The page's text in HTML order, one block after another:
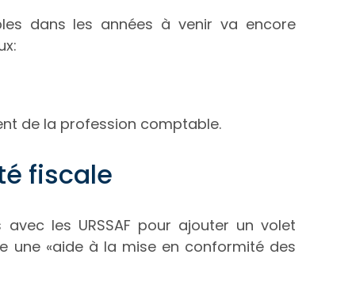
dans les années à venir va encore
de la profession comptable.
fiscale
les URSSAF pour ajouter un volet
une «aide à la mise en conformité des